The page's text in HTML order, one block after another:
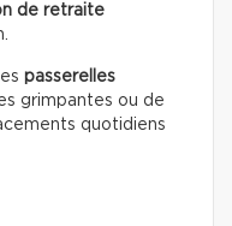
de retraite
passerelles
grimpantes ou de
quotidiens